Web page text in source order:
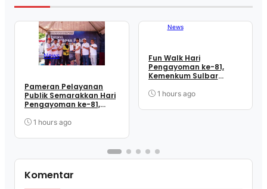
News
Pameran Pelayanan
Publik Semarakkan Hari
Pengayoman ke-81,
Dekatkan Layanan ke
1 hours ago
News
Fun Walk Hari
Pengayoman ke-81,
Kemenkum Sulbar
Perkuat Kebersamaan
1 hours ago
Komentar